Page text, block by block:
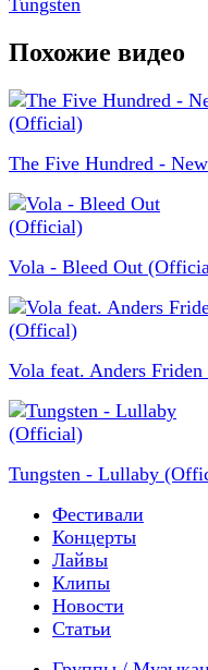
Похожие видео
The Five Hundred -
Vola - Bleed Out
Vola feat. Anders
Tungsten - Lullaby
Фестивали
Концерты
Лайвы
Клипы
Новости
Статьи